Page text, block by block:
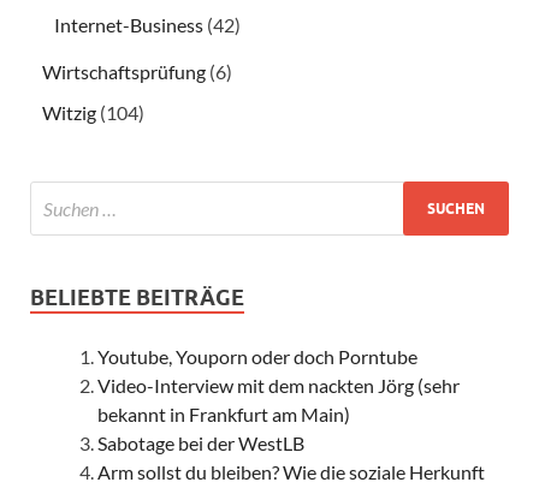
Internet-Business (42)
Wirtschaftsprüfung (6)
Witzig (104)
BELIEBTE BEITRÄGE
Youtube, Youporn oder doch Porntube
Video-Interview mit dem nackten Jörg (sehr
bekannt in Frankfurt am Main)
Sabotage bei der WestLB
Arm sollst du bleiben? Wie die soziale Herkunft